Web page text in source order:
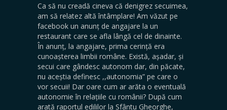
Ca să nu creadă cineva că denigrez secuimea,
am să relatez altă întâmplare! Am văzut pe
facebook un anunț de angajare la un
restaurant care se afla lângă cel de dinainte.
În anunț, la angajare, prima cerință era
cunoașterea limbii române. Există, așadar, și
secui care gândesc autonom dar, din păcate,
nu aceștia definesc ,,autonomia” pe care o
vor secuii! Dar oare cum ar arăta o eventuală
autonomie în relațiile cu românii? După cum
arată raportul edililor la Sfântu Gheorghe,